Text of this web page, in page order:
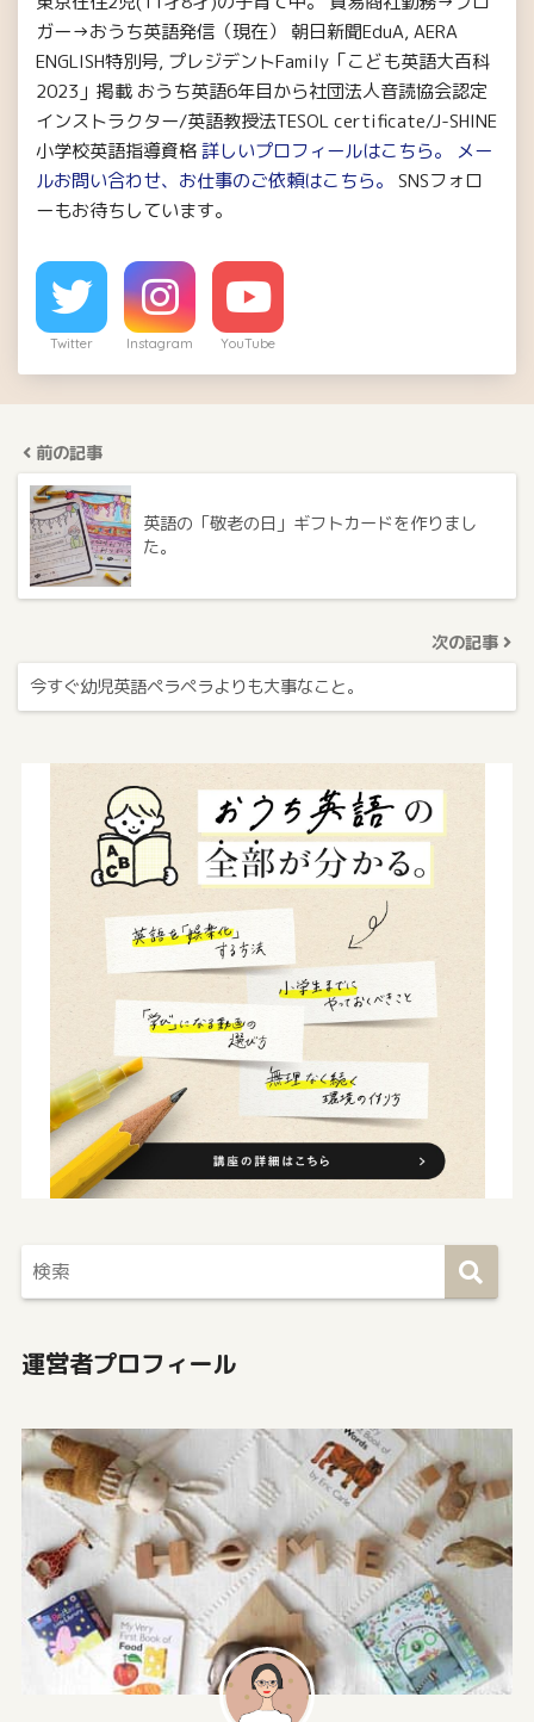
ガー→おうち英語発信（現在） 朝日新聞EduA, AERA
ENGLISH特別号, プレジデントFamily「こども英語大百科
2023」掲載 おうち英語6年目から社団法人音読協会認定
インストラクター/英語教授法TESOL certificate/J-SHINE
小学校英語指導資格詳しいプロフィールはこちら。
メー
ルお問い合わせ、お仕事のご依頼はこちら。
SNSフォロ
ーもお待ちしています。
Twitter Instagram YouTube
前の記事
英語の「敬老の日」ギフトカードを作りまし
た。
次の記事
今すぐ幼児英語ペラペラよりも大事なこと。
運営者プロフィール